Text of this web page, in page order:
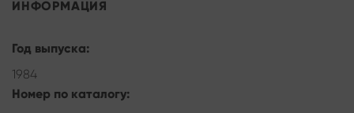
ИНФОРМАЦИЯ
Год выпуска:
1984
Номер по каталогу: